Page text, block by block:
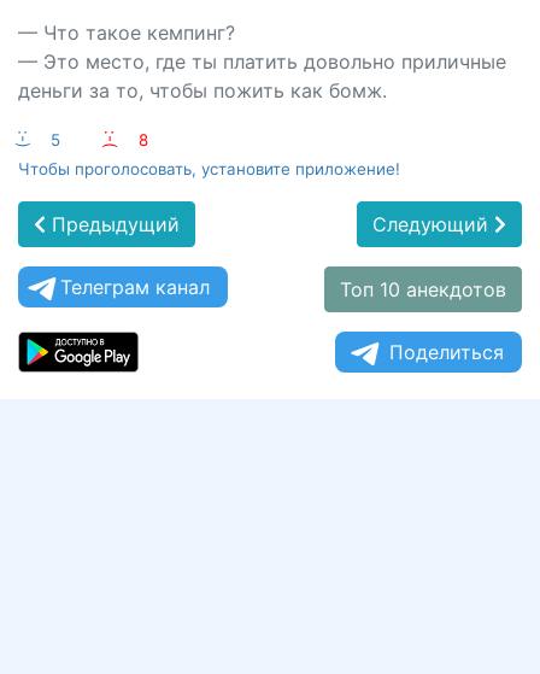
— Что такое кемпинг?
— Это место, где ты платить довольно приличные
деньги за то, чтобы пожить как бомж.
:-) 5 :-(
8
Чтобы проголосовать, установите приложение!
Предыдущий Следующий
Телеграм канал Топ 10 анекдотов
Поделиться